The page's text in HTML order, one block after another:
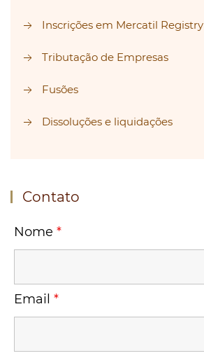
Inscrições em Mercatil Registry
Tributação de Empresas
Fusões
Dissoluções e liquidações
Contato
Nome *
Email *